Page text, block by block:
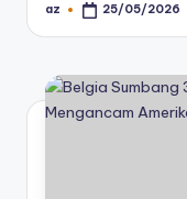
Posted
az 25/05/2026